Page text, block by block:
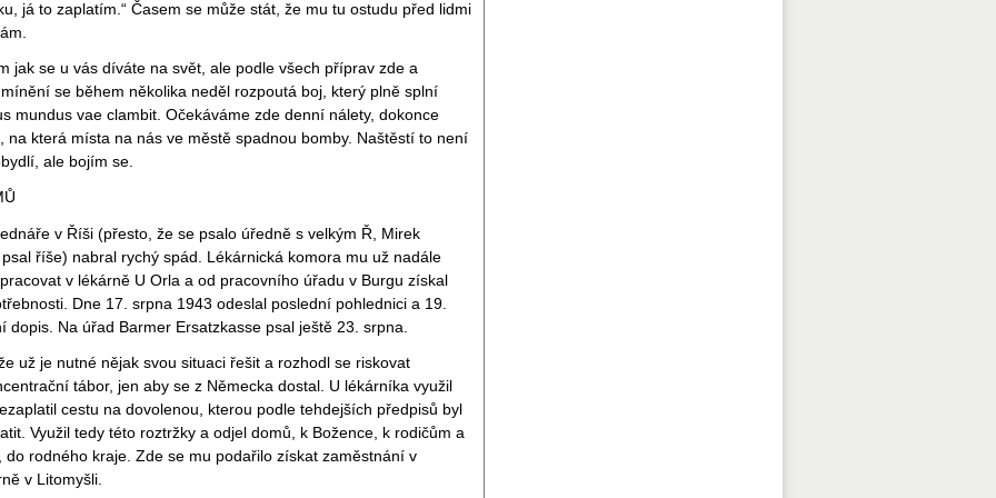
já to zaplatím.“ Časem se může stát, že mu tu ostudu před lidmi
jak se u vás díváte na svět, ale podle všech příprav zde a
se během několika neděl rozpoutá boj, který plně splní
mundus vae clambit. Očekáváme zde denní nálety, dokonce
na která místa na nás ve městě spadnou bomby. Naštěstí to není
ale bojím se.
v Říši (přesto, že se psalo úředně s velkým Ř, Mirek
říše) nabral rychý spád. Lékárnická komora mu už nadále
v lékárně U Orla a od pracovního úřadu v Burgu získal
Dne 17. srpna 1943 odeslal poslední pohlednici a 19.
dopis. Na úřad Barmer Ersatzkasse psal ještě 23. srpna.
už je nutné nějak svou situaci řešit a rozhodl se riskovat
tábor, jen aby se z Německa dostal. U lékárníka využil
cestu na dovolenou, kterou podle tehdejších předpisů byl
Využil tedy této roztržky a odjel domů, k Božence, k rodičům a
do rodného kraje. Zde se mu podařilo získat zaměstnání v
v Litomyšli.